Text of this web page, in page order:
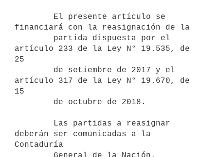
financiará con la reasignación de la
artículo 233 de la Ley N° 19.535, de
25
artículo 317 de la Ley N° 19.670, de
15
deberán ser comunicadas a la
Contaduría